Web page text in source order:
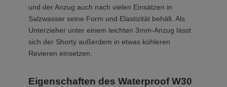
und der Anzug auch nach vielen Einsätzen in
Salzwasser seine Form und Elastizität behält. Als
Unterzieher unter einem leichten 3mm-Anzug lässt
sich der Shorty außerdem in etwas kühleren
Revieren einsetzen.
Eigenschaften des Waterproof W30